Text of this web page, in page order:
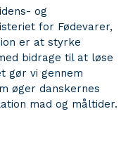
og
for Fødevarer,
er at styrke
bidrage til at løse
gør vi gennem
øger danskernes
mad og måltider.